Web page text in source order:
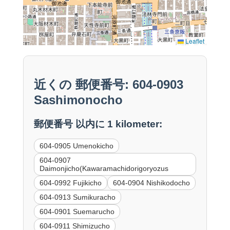
Leaflet
近くの 郵便番号: 604-0903
Sashimonocho
郵便番号 以内に 1 kilometer:
604-0905 Umenokicho
604-0907
Daimonjicho(Kawaramachidorigoryozus
604-0992 Fujikicho
604-0904 Nishikodocho
604-0913 Sumikuracho
604-0901 Suemarucho
604-0911 Shimizucho